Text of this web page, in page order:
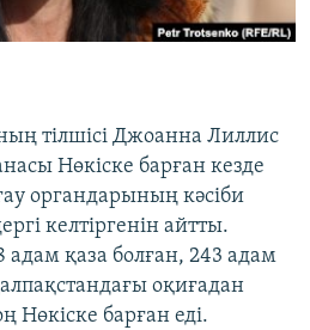
тілшісі Джоанна Лиллис
Нөкіске барған кезде
органдарының кәсіби
келтіргенін айтты.
адам қаза болған, 243 адам
оқиғадан
Нөкіске барған еді.